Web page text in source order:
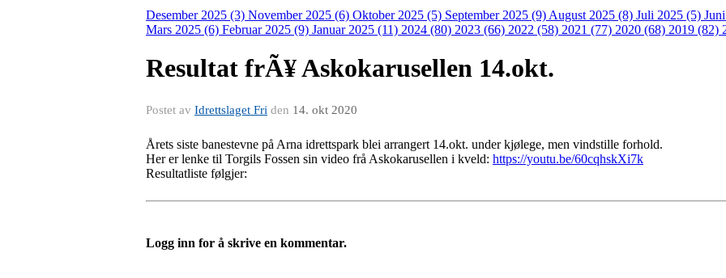
Desember 2025 (3) November 2025 (6) Oktober 2025 (5) September 2025 (9) August 2025 (8) Juli 2025 (5)
Mars 2025 (6) Februar 2025 (9) Januar 2025 (11) 2024 (80) 2023 (66) 2022 (58) 2021 (77) 2020 (68) 2019 (82)
Resultat frÃ¥ Askokarusellen 14.okt.
Postet av Idrettslaget Fri den 14. okt 2020
Årets siste banestevne på Arna idrettspark blei arrangert 14.okt. under kjølege, men vindstille forhold.
Her er lenke til Torgils Fossen sin video frå Askokarusellen i kveld: https://youtu.be/60cqhskXi7k
Resultatliste følgjer:
Logg inn for å skrive en kommentar.